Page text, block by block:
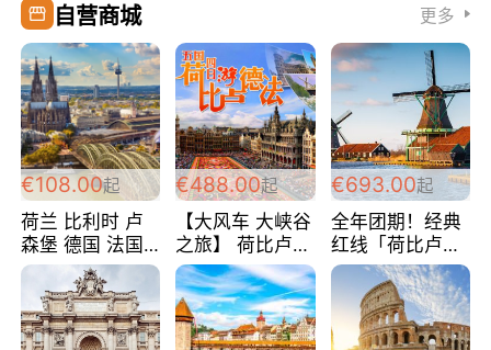
自营商城 更多
€108.00起
荷兰 比利时 卢
森堡 德国 法国
超爽玩遍西欧 循
环线 全程四星宾
馆 108欧/人/天
€488.00起
【大风车 大峡谷
之旅】 荷比卢德
法 巴黎上下 经
典五国四日游
488欧/人
€693.00起
全年团期！经典
红线「荷比卢德
法」七天循环 五
国 仅售99欧/人/
天！巴黎上下！
包拼房~